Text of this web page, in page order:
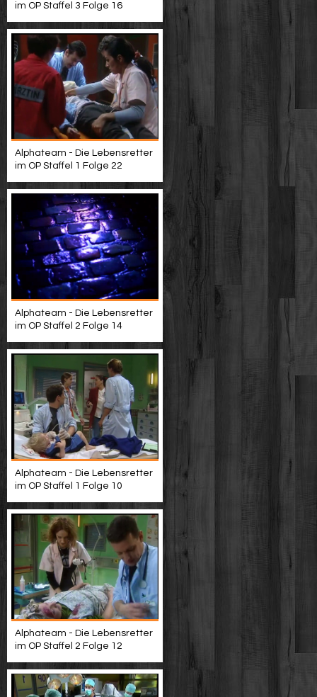
im OP Staffel 3 Folge 16
Alphateam - Die Lebensretter
im OP Staffel 1 Folge 22
Alphateam - Die Lebensretter
im OP Staffel 2 Folge 14
Alphateam - Die Lebensretter
im OP Staffel 1 Folge 10
Alphateam - Die Lebensretter
im OP Staffel 2 Folge 12